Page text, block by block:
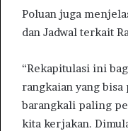
Poluan juga
dan Jadwal terkait
“Rekapitulasi ini
rangkaian yang
barangkali paling
kita kerjakan.